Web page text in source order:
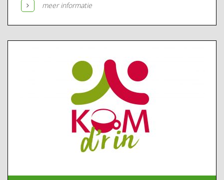
meer informatie